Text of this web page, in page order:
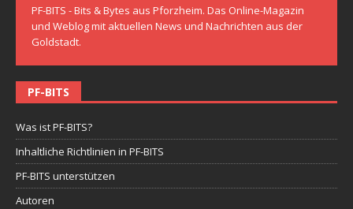
PF-BITS - Bits & Bytes aus Pforzheim. Das Online-Magazin
und Weblog mit aktuellen News und Nachrichten aus der
Goldstadt.
PF-BITS
Was ist PF-BITS?
Inhaltliche Richtlinien in PF-BITS
PF-BITS unterstützen
Autoren